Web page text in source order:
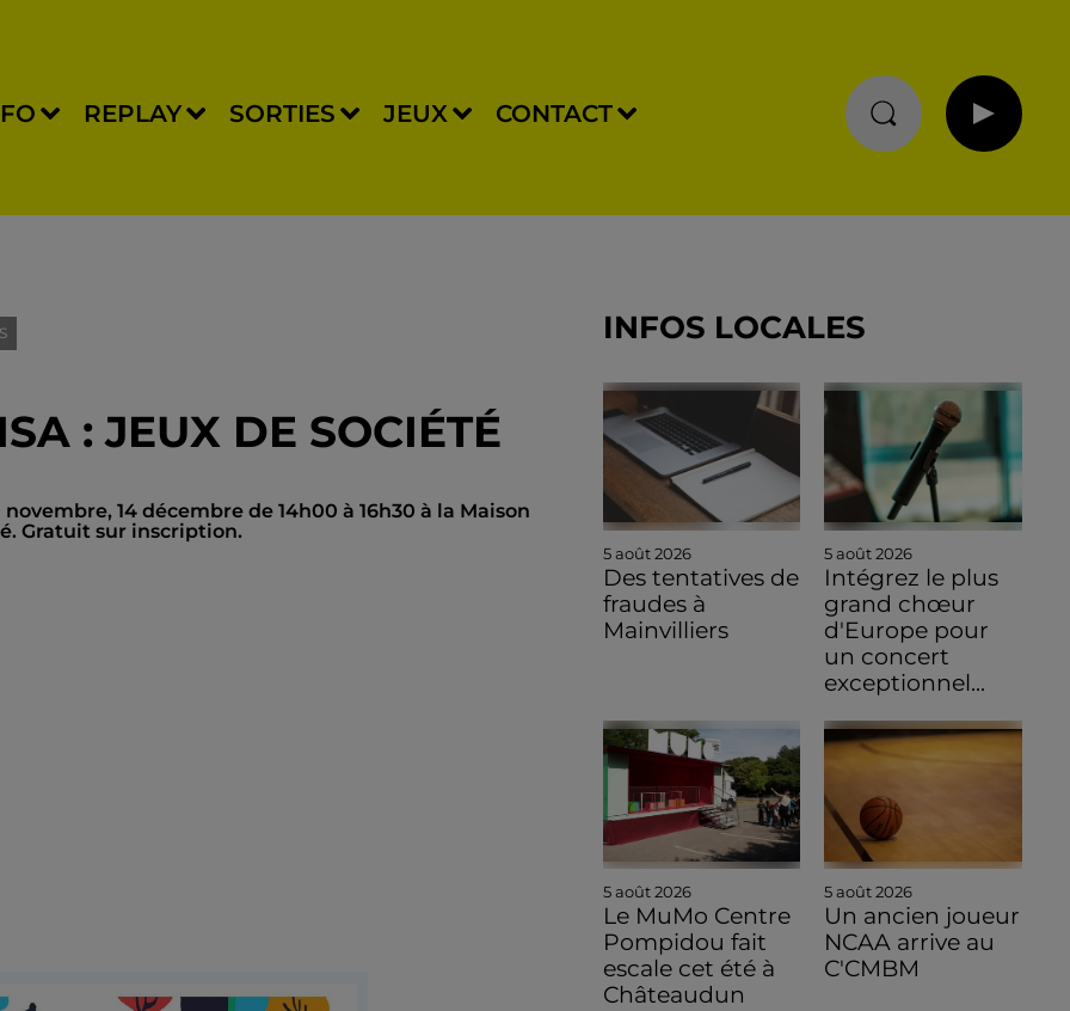
REPLAY SORTIES JEUX CONTACT
: JEUX DE SOCIÉTÉ
14 décembre de 14h00 à 16h30 à la Maison
Gratuit sur inscription.
INFOS LOCALES
5 août 2026
Des tentatives de
fraudes à
Mainvilliers
5 août 2026
Intégrez le plus
grand chœur
d'Europe pour
un concert
exceptionnel...
5 août 2026
Le MuMo Centre
Pompidou fait
escale cet été à
Châteaudun
5 août 2026
Un ancien joueur
NCAA arrive au
C'CMBM